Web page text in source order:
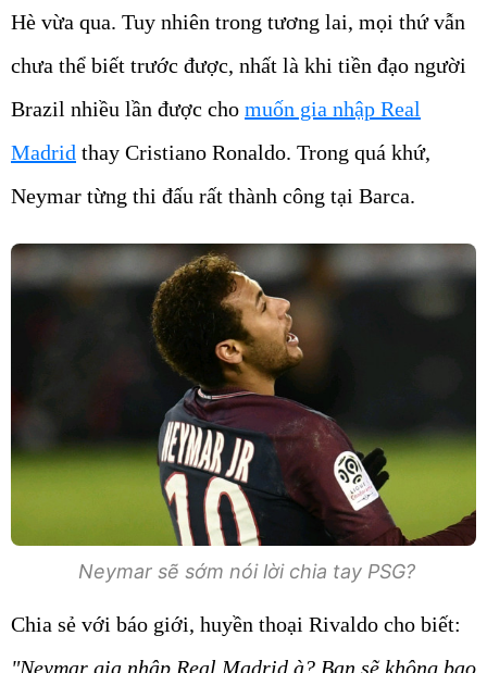
Hè vừa qua. Tuy nhiên trong tương lai, mọi thứ vẫn
chưa thể biết trước được, nhất là khi tiền đạo người
Brazil nhiều lần được cho muốn gia nhập Real
Madrid thay Cristiano Ronaldo. Trong quá khứ,
Neymar từng thi đấu rất thành công tại Barca.
Neymar sẽ sớm nói lời chia tay PSG?
Chia sẻ với báo giới, huyền thoại Rivaldo cho biết:
"Neymar gia nhập Real Madrid à? Bạn sẽ không bao